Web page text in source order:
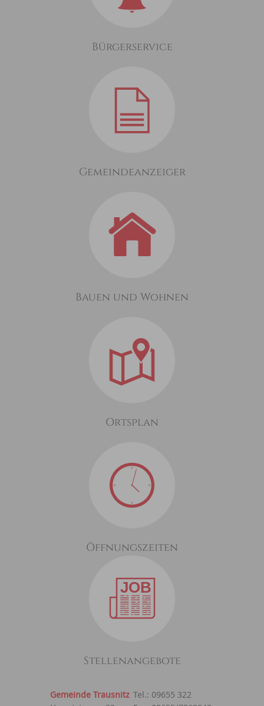
Bürgerservice
Gemeindeanzeiger
Bauen und Wohnen
Ortsplan
Öffnungszeiten
Stellenangebote
Gemeinde Trausnitz Tel.: 09655 322